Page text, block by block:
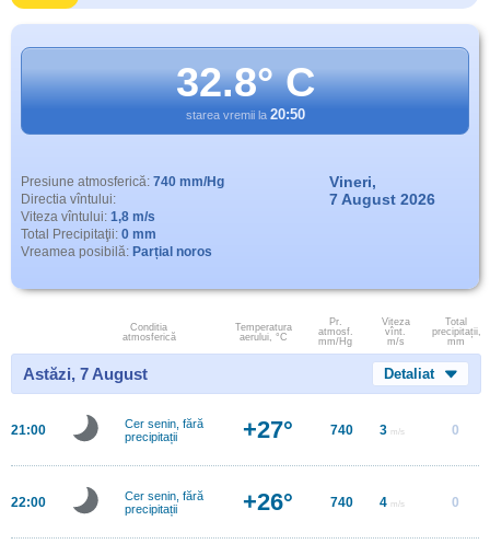
32.8° C
starea vremii la 20:50
Presiune atmosferică: 740 mm/Hg
Directia vîntului:
Viteza vîntului: 1,8 m/s
Total Precipitaţii: 0 mm
Vreamea posibilă: Parțial noros
Vineri,
7 August 2026
Conditia
atmosferică
Temperatura
aerului, °C
Pr.
atmosf.
mm/Hg
Viteza
vînt.
m/s
Total
precipitații,
mm
Astăzi, 7 August Detaliat
21:00
Cer senin, fără
precipitații
+27° 740 3 m/s 0
22:00
Cer senin, fără
precipitații
+26° 740 4 m/s 0